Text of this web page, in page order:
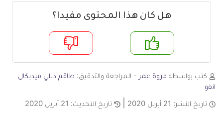
هل كان هذا المحتوى مفيدا؟
لا
كتب بواسطة مروة عمر - المراجعة والتدقيق: طاقم ديلي ميديكال
انفو
تاريخ النشر: 21 أبريل 2020 تاريخ التحديث: 21 أبريل 2020